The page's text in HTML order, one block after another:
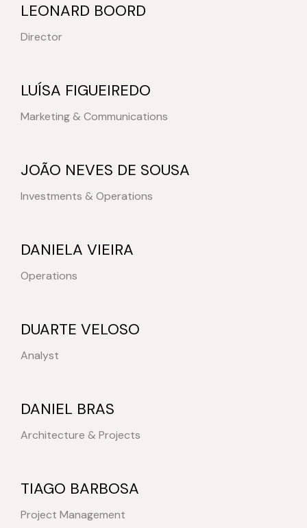
LEONARD BOORD
Director
LUÍSA FIGUEIREDO
Marketing & Communications
JOÃO NEVES DE SOUSA
Investments & Operations
DANIELA VIEIRA
Operations
DUARTE VELOSO
Analyst
DANIEL BRAS
Architecture & Projects
TIAGO BARBOSA
Project Management